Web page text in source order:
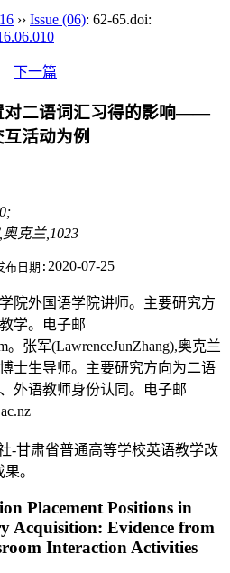
›› Issue (06): 62-65.doi:
下一篇
对二语词汇习得的影响——
活动为例
克兰,1023
布日期: 2020-07-25
院外国语学院讲师。主要研究方
学。电子邮
。张军(LawrenceJunZhang),奥克兰
士生导师。主要研究方向为二语
外语教师身份认同。电子邮
-甘肃省普通高等学校英语教学改
。
Placement Positions in
Acquisition: Evidence from
Interaction Activities